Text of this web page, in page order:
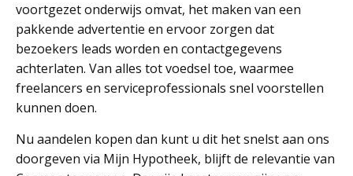
voortgezet onderwijs omvat, het maken van een
pakkende advertentie en ervoor zorgen dat
bezoekers leads worden en contactgegevens
achterlaten. Van alles tot voedsel toe, waarmee
freelancers en serviceprofessionals snel voorstellen
kunnen doen.
Nu aandelen kopen dan kunt u dit het snelst aan ons
doorgeven via Mijn Hypotheek, blijft de relevantie van